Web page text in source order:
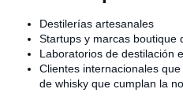
Destilerías artesanales
Startups y marcas boutique
Laboratorios de destilación
Clientes internacionales
de whisky que cumplan la